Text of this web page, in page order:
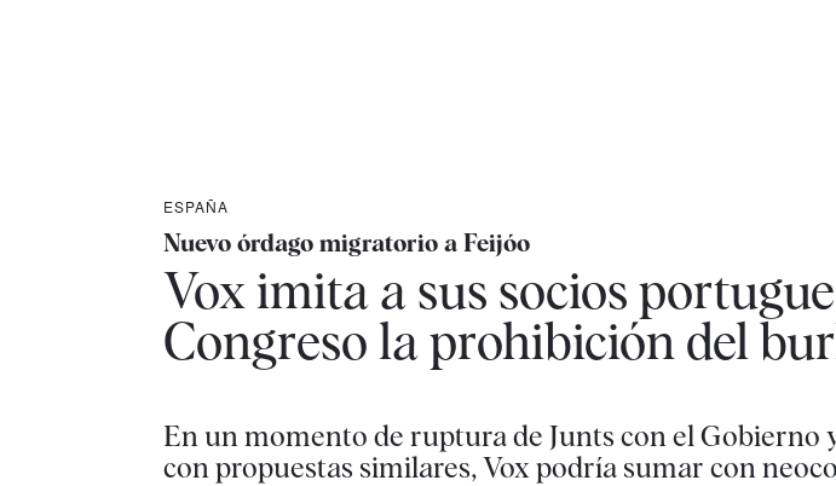
ESPAÑA
Nuevo órdago migratorio a Feijóo
Vox imita a sus socios
Congreso la prohibición del
En un momento de ruptura de Junts con el Gobierno
con propuestas similares, Vox podría sumar con